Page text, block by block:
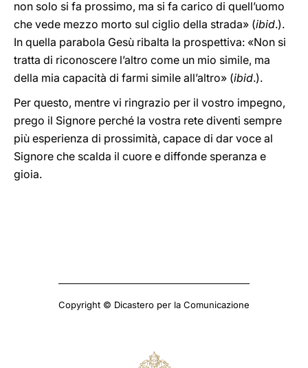
non solo si fa prossimo, ma si fa carico di quell’uomo
che vede mezzo morto sul ciglio della strada» (ibid.).
In quella parabola Gesù ribalta la prospettiva: «Non si
tratta di riconoscere l’altro come un mio simile, ma
della mia capacità di farmi simile all’altro» (ibid.).
Per questo, mentre vi ringrazio per il vostro impegno,
prego il Signore perché la vostra rete diventi sempre
più esperienza di prossimità, capace di dar voce al
Signore che scalda il cuore e diffonde speranza e
gioia.
Copyright © Dicastero per la Comunicazione